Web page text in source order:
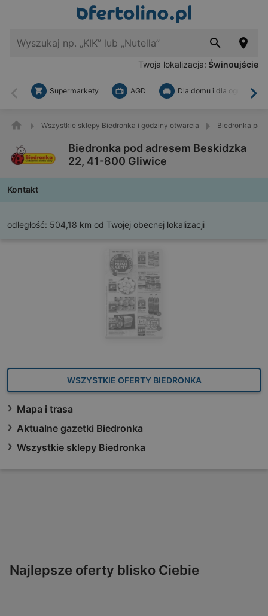
Twoja lokalizacja: Świnoujście
Wstecz
Supermarkety AGD Dla domu i dla ogrodu
Wszystkie sklepy Biedronka i godziny otwarcia Biedronka
Biedronka pod adresem Beskidzka
22, 41-800 Gliwice
Kontakt
odległość: 504,18 km od Twojej obecnej lokalizacji
WSZYSTKIE OFERTY BIEDRONKA
Mapa i trasa
Aktualne gazetki Biedronka
Wszystkie sklepy Biedronka
Najlepsze oferty blisko Ciebie